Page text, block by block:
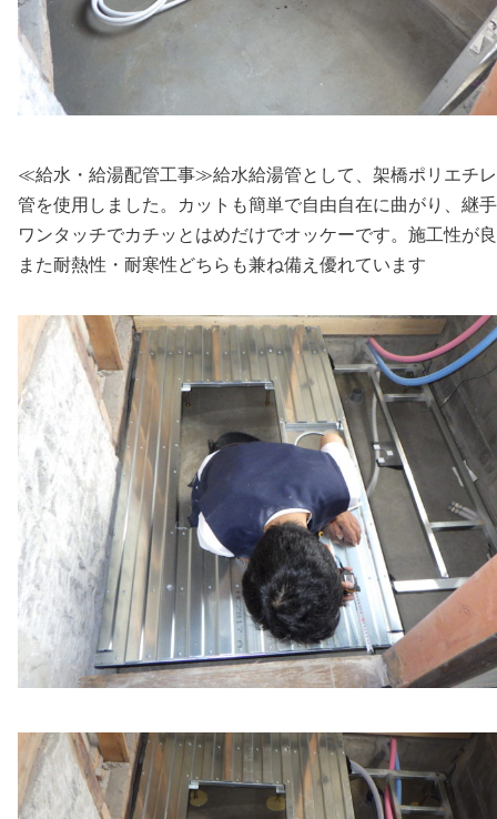
≪給水・給湯配管工事≫給水給湯管として、架橋ポリエチ
管を使用しました。カットも簡単で自由自在に曲がり、継
ワンタッチでカチッとはめだけでオッケーです。施工性が
また耐熱性・ 耐寒性どちらも兼ね備え優れています